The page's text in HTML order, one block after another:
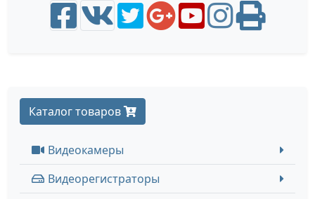
Каталог товаров
Видеокамеры
Видеорегистраторы